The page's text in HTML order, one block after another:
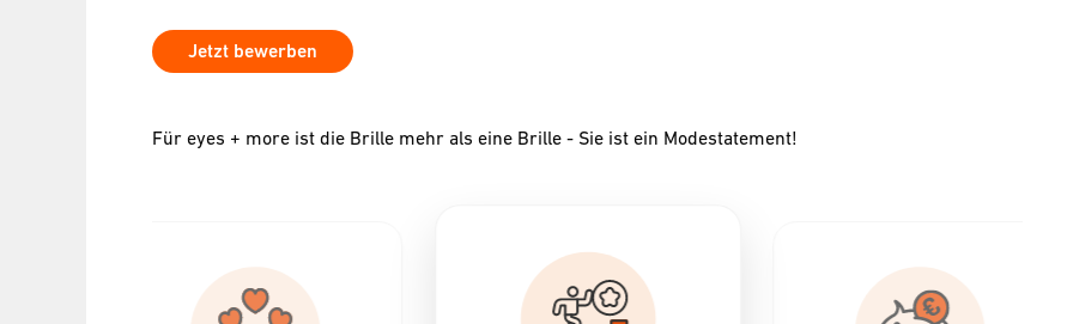
Jetzt bewerben
Für eyes + more ist die Brille mehr als eine Brille - Sie ist ein Modestatement!